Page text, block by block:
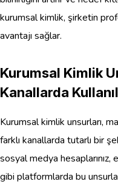
kurumsal kimlik, şirketin
avantajı sağlar.
Kurumsal Kimlik
Kanallarda
Kurumsal kimlik unsurları,
farklı kanallarda tutarlı bir
sosyal medya
gibi platformlarda bu